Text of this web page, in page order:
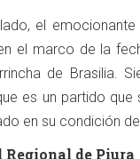
el
el marco de la
de Brasilia.
es un partido
en su condición
Regional de Piura